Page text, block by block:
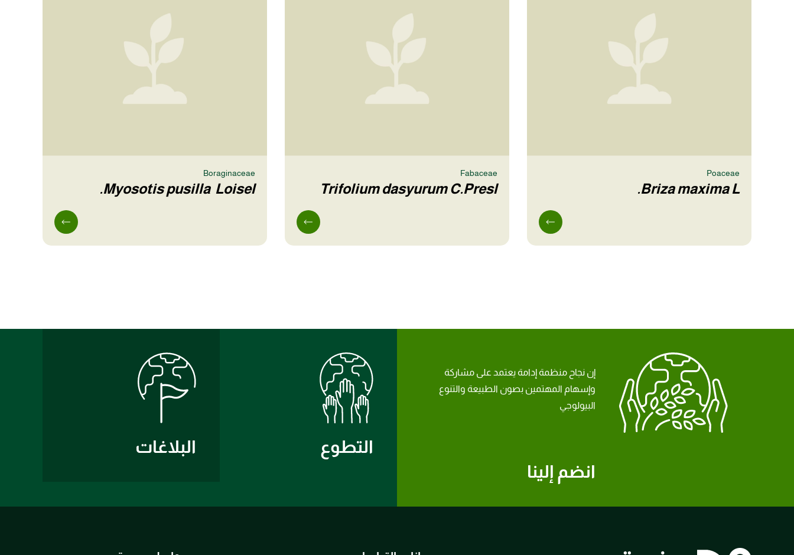
Poaceae
Briza maxima L.
Fabaceae
Trifolium dasyurum C.Presl
Boraginaceae
Myosotis pusilla Loisel.
انضم إلينا
إن نجاح منظمة إدامة يعتمد على مشاركة
وإسهام المهتمين بصون الطبيعة والتنوع
البيولوجي
التطوع البلاغات